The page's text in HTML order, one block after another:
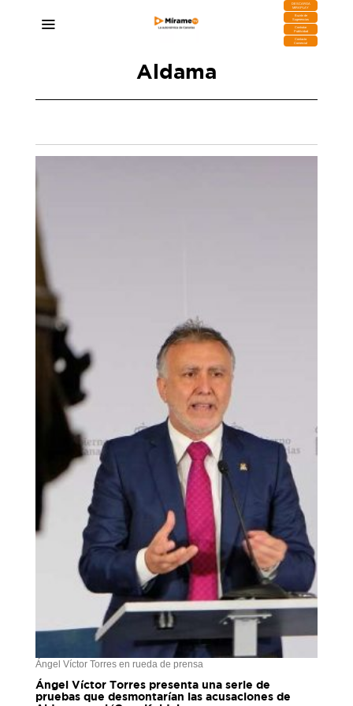
DESCARGA
MIRAPLAY
Buzón de
Sugerencias
Contratar
Publicidad
Contacto
Comercial
Aldama
Ángel Víctor Torres en rueda de prensa
Ángel Víctor Torres presenta una serie de
pruebas que desmontarían las acusaciones de